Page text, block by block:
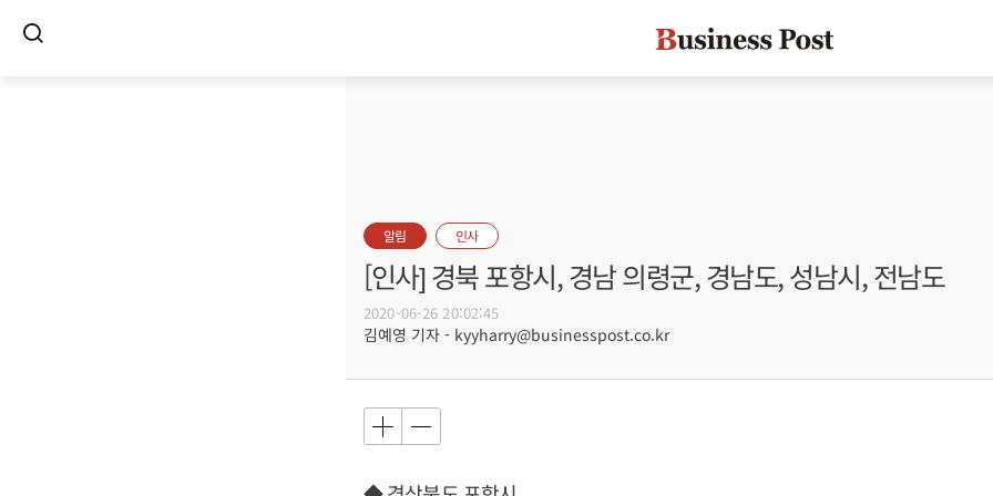
알림 인사
[인사] 경북 포항시, 경남 의령군, 경남도, 성남시, 전남도
2020-06-26 20:02:45
김예영 기자 - kyyharry@businesspost.co.kr